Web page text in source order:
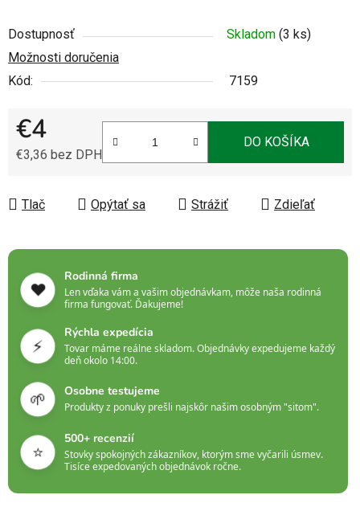
Dostupnosť Skladom (3 ks)
Možnosti doručenia
Kód:
7159
€4
€3,36 bez DPH
DO KOŠÍKA
Tlač Opýtať sa Strážiť Zdieľať
❤️
Rodinná firma
Len vďaka vám a vašim objednávkam, môže naša rodinná
firma fungovať. Ďakujeme!
⚡
Rýchla expedícia
Tovar máme reálne skladom. Objednávky expedujeme každý
deň okolo 14:00.
🌱 Osobne testujeme
Produkty z ponuky prešli najskôr našim osobným "sitom".
⭐
500+ recenzií
Stovky spokojných zákazníkov, ktorým sme vyčarili úsmev.
Tisíce expedovaných objednávok ročne.